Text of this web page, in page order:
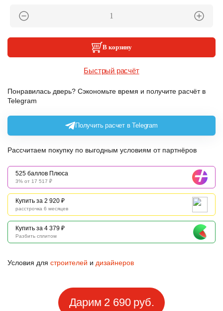
В корзину
Быстрый расчёт
Понравилась дверь? Сэкономьте время и получите расчёт в
Telegram
Получить расчет в Telegram
Рассчитаем покупку по выгодным условиям от партнёров
525 баллов Плюса
3% от 17 517 ₽
Купить за 2 920 ₽
расстрочка 6 месяцев
Купить за 4 379 ₽
Разбить сплитом
Условия для строителей и дизайнеров
Дарим 2 690 руб.